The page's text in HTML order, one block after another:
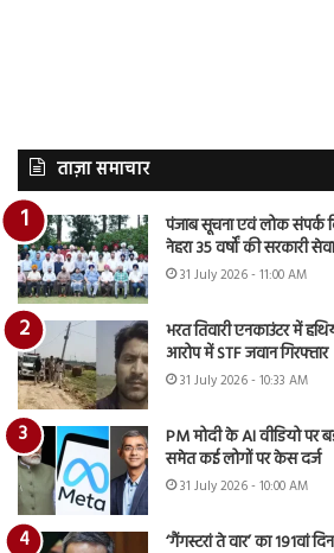
ताज़ा समाचार
पंजाब सूचना एवं लोक संपर्क
नेहरा 35 वर्षों की सरकारी
31 July 2026 - 11:00 AM
भरत तिवारी एनकाउंटर में
आरोप में STF जवान गिरफ्तार
31 July 2026 - 10:33 AM
PM मोदी के AI वीडियो पर
समेत कई लोगों पर केस दर्ज
31 July 2026 - 10:00 AM
‘गैंगस्टरां ते वार’ का 191वां